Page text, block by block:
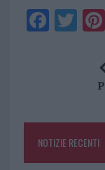
F
o
k
T
NOTIZIE RECENTI